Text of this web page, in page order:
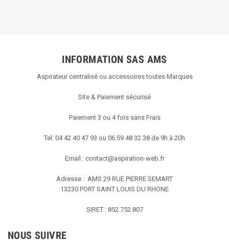
INFORMATION SAS AMS
Aspirateur centralisé ou accessoires toutes Marques
Site & Paiement sécurisé
Paiement 3 ou 4 fois sans Frais
Tel: 04 42 40 47 93 ou 06 59 48 32 38 de 9h à 20h
Email : contact@aspiration-web.fr
Adresse : AMS 29 RUE PIERRE SEMART
13230 PORT SAINT LOUIS DU RHONE
SIRET : 852 752 807
NOUS SUIVRE